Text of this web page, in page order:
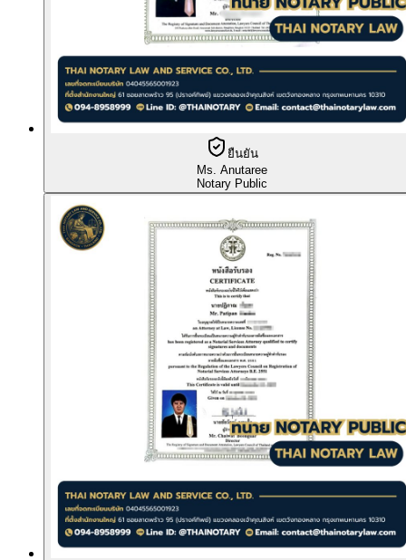
ยืนยัน
Ms. Anutaree
Notary Public